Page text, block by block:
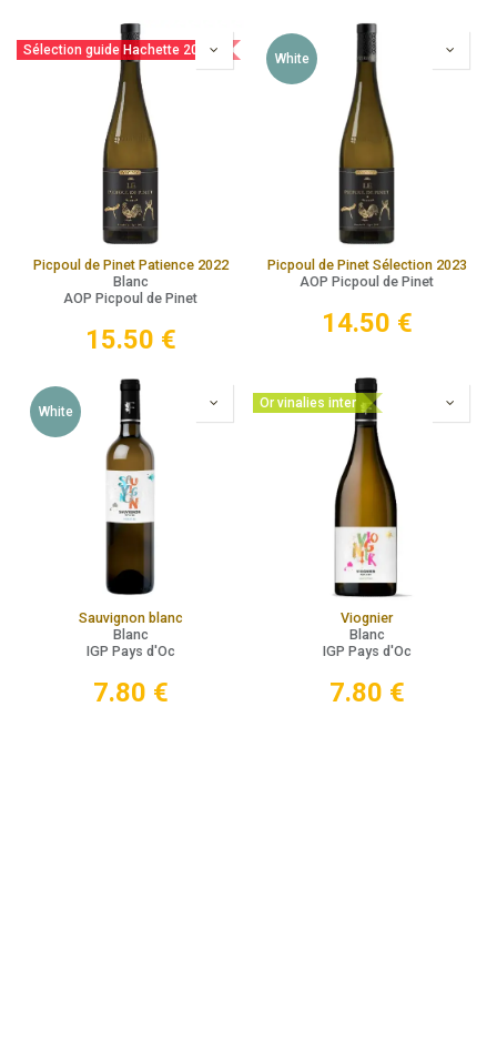
Sélection guide Hachette 2025
Picpoul de Pinet Patience 2022
Blanc
AOP Picpoul de Pinet
15.50 €
White
Picpoul de Pinet Sélection 2023
AOP Picpoul de Pinet
14.50 €
White
Sauvignon blanc
Blanc
IGP Pays d'Oc
7.80 €
Or vinalies inter
Viognier
Blanc
IGP Pays d'Oc
7.80 €